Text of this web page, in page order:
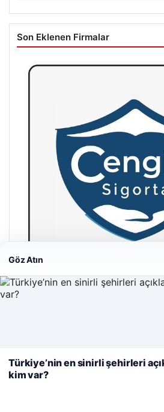
Son Eklenen Firmalar
Cengiz Sigorta
Web sitemizi nasıl kullandığınızı daha
kullanıyoruz.
Çerez Politikamız
Reddet
Göz Atın
Türkiye’nin en sinirli şehirleri
kim var?